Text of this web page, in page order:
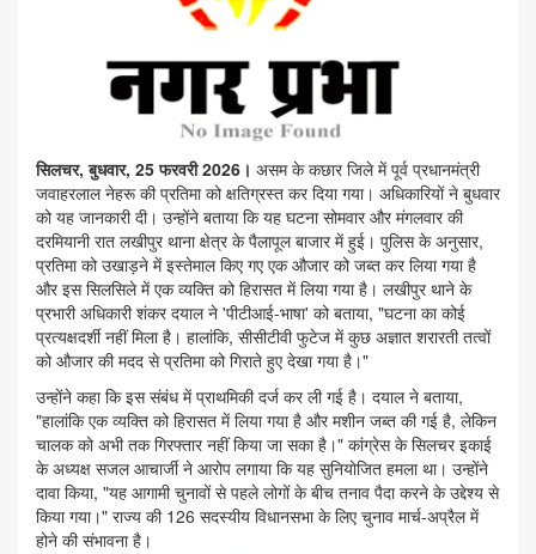
सिलचर, बुधवार, 25 फरवरी 2026। असम के कछार जिले में पूर्व प्रधानमंत्री
जवाहरलाल नेहरू की प्रतिमा को क्षतिग्रस्त कर दिया गया। अधिकारियों ने बुधवार
को यह जानकारी दी। उन्होंने बताया कि यह घटना सोमवार और मंगलवार की
दरमियानी रात लखीपुर थाना क्षेत्र के पैलापूल बाजार में हुई। पुलिस के अनुसार,
प्रतिमा को उखाड़ने में इस्तेमाल किए गए एक औजार को जब्त कर लिया गया है
और इस सिलसिले में एक व्यक्ति को हिरासत में लिया गया है। लखीपुर थाने के
प्रभारी अधिकारी शंकर दयाल ने 'पीटीआई-भाषा' को बताया, "घटना का कोई
प्रत्यक्षदर्शी नहीं मिला है। हालांकि, सीसीटीवी फुटेज में कुछ अज्ञात शरारती तत्वों
को औजार की मदद से प्रतिमा को गिराते हुए देखा गया है।"
उन्होंने कहा कि इस संबंध में प्राथमिकी दर्ज कर ली गई है। दयाल ने बताया,
"हालांकि एक व्यक्ति को हिरासत में लिया गया है और मशीन जब्त की गई है, लेकिन
चालक को अभी तक गिरफ्तार नहीं किया जा सका है।" कांग्रेस के सिलचर इकाई
के अध्यक्ष सजल आचार्जी ने आरोप लगाया कि यह सुनियोजित हमला था। उन्होंने
दावा किया, "यह आगामी चुनावों से पहले लोगों के बीच तनाव पैदा करने के उद्देश्य से
किया गया।" राज्य की 126 सदस्यीय विधानसभा के लिए चुनाव मार्च-अप्रैल में
होने की संभावना है।